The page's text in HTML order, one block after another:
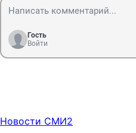
Гость
Войти
Новости СМИ2